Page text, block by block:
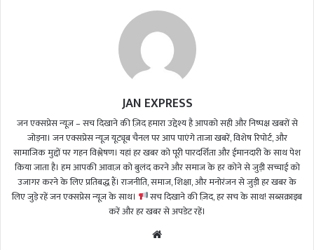
JAN EXPRESS
जन एक्सप्रेस न्यूज़ – सच दिखाने की ज़िद हमारा उद्देश्य है आपको सही और निष्पक्ष खबरों से
जोड़ना। जन एक्सप्रेस न्यूज़ यूट्यूब चैनल पर आप पाएंगे ताजा खबरें, विशेष रिपोर्ट, और
सामाजिक मुद्दों पर गहन विश्लेषण। यहां हर खबर को पूरी पारदर्शिता और ईमानदारी के साथ पेश
किया जाता है। हम आपकी आवाज़ को बुलंद करने और समाज के हर कोने से जुड़ी सच्चाई को
उजागर करने के लिए प्रतिबद्ध हैं। राजनीति, समाज, शिक्षा, और मनोरंजन से जुड़ी हर खबर के
लिए जुड़े रहें जन एक्सप्रेस न्यूज़ के साथ।
सच दिखाने की ज़िद, हर सच के साथ! सब्सक्राइब
करें और हर खबर से अपडेट रहें।